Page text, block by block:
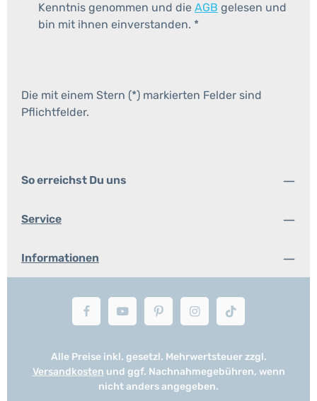
Kenntnis genommen und die AGB gelesen und
bin mit ihnen einverstanden. *
Die mit einem Stern (*) markierten Felder sind
Pflichtfelder.
So erreichst Du uns
Service
Informationen
Alle Preise inkl. gesetzl. Mehrwertsteuer zzgl.
Versandkosten und ggf. Nachnahmegebühren, wenn
nicht anders angegeben.